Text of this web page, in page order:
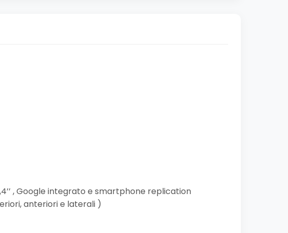
, Google integrato e smartphone replication
anteriori e laterali )